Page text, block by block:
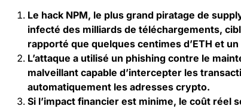
Le hack NPM, le plus grand piratage de
infecté des milliards de téléchargements,
rapporté que quelques centimes d’ETH et
L’attaque a utilisé un phishing contre le
malveillant capable d’intercepter les
automatiquement les adresses crypto.
Si l’impact financier est minime, le coût réel